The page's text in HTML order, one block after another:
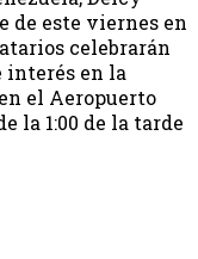
de este viernes en
celebrarán
interés en la
el Aeropuerto
la 1:00 de la tarde